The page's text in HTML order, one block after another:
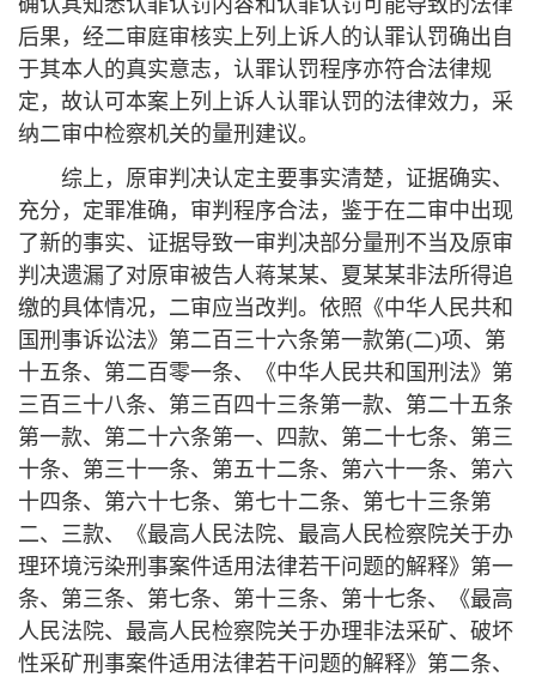
确认其知悉认罪认罚内容和认罪认罚可能导致的法律
后果，经二审庭审核实上列上诉人的认罪认罚确出自
于其本人的真实意志，认罪认罚程序亦符合法律规
定，故认可本案上列上诉人认罪认罚的法律效力，采
纳二审中检察机关的量刑建议。
综上，原审判决认定主要事实清楚，证据确实、
充分，定罪准确，审判程序合法，鉴于在二审中出现
了新的事实、证据导致一审判决部分量刑不当及原审
判决遗漏了对原审被告人蒋某某、夏某某非法所得追
缴的具体情况，二审应当改判。依照《中华人民共和
国刑事诉讼法》第二百三十六条第一款第(二)项、第
十五条、第二百零一条、《中华人民共和国刑法》第
三百三十八条、第三百四十三条第一款、第二十五条
第一款、第二十六条第一、四款、第二十七条、第三
十条、第三十一条、第五十二条、第六十一条、第六
十四条、第六十七条、第七十二条、第七十三条第
二、三款、《最高人民法院、最高人民检察院关于办
理环境污染刑事案件适用法律若干问题的解释》第一
条、第三条、第七条、第十三条、第十七条、《最高
人民法院、最高人民检察院关于办理非法采矿、破坏
性采矿刑事案件适用法律若干问题的解释》第二条、